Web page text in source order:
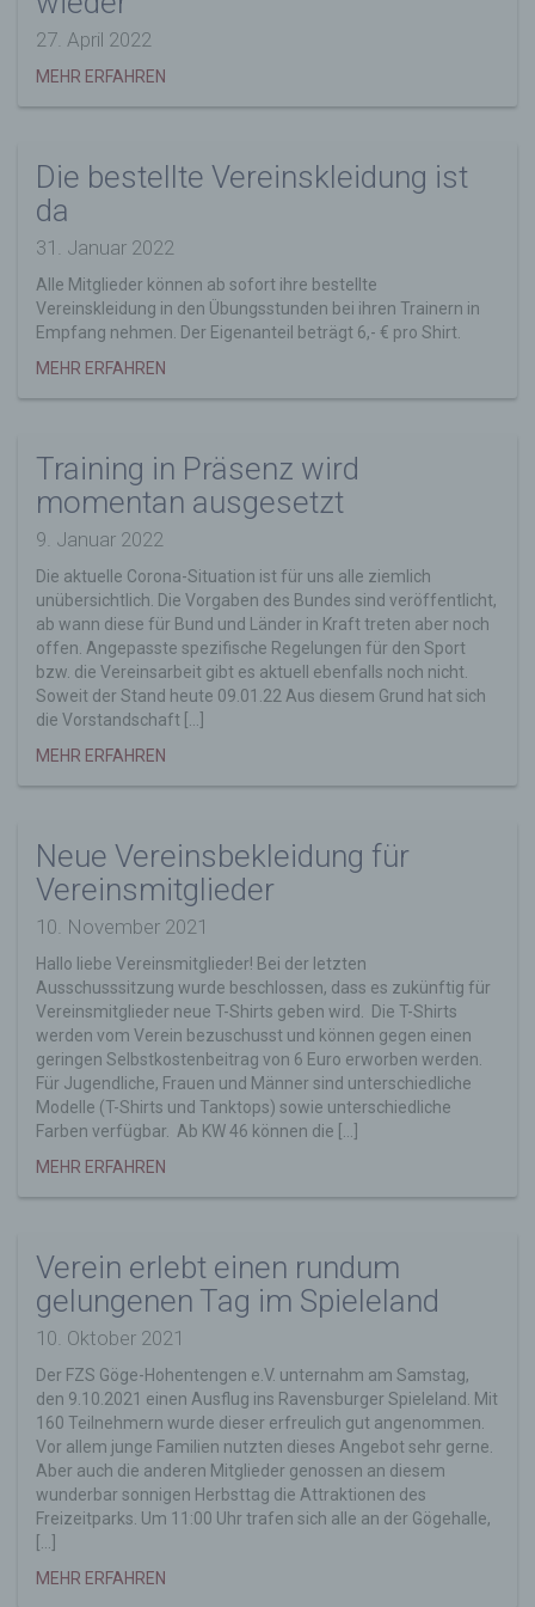
27. April 2022
MEHR ERFAHREN
Die bestellte Vereinskleidung ist
da
31. Januar 2022
Alle Mitglieder können ab sofort ihre bestellte
Vereinskleidung in den Übungsstunden bei ihren Trainern in
Empfang nehmen. Der Eigenanteil beträgt 6,- € pro Shirt.
MEHR ERFAHREN
Training in Präsenz wird
momentan ausgesetzt
9. Januar 2022
Die aktuelle Corona-Situation ist für uns alle ziemlich
unübersichtlich. Die Vorgaben des Bundes sind veröffentlicht,
ab wann diese für Bund und Länder in Kraft treten aber noch
offen. Angepasste spezifische Regelungen für den Sport
bzw. die Vereinsarbeit gibt es aktuell ebenfalls noch nicht.
Soweit der Stand heute 09.01.22 Aus diesem Grund hat sich
die Vorstandschaft […]
MEHR ERFAHREN
Neue Vereinsbekleidung für
Vereinsmitglieder
10. November 2021
Hallo liebe Vereinsmitglieder! Bei der letzten
Ausschusssitzung wurde beschlossen, dass es zukünftig für
Vereinsmitglieder neue T-Shirts geben wird. Die T-Shirts
werden vom Verein bezuschusst und können gegen einen
geringen Selbstkostenbeitrag von 6 Euro erworben werden.
Für Jugendliche, Frauen und Männer sind unterschiedliche
Modelle (T-Shirts und Tanktops) sowie unterschiedliche
Farben verfügbar. Ab KW 46 können die […]
MEHR ERFAHREN
Verein erlebt einen rundum
gelungenen Tag im Spieleland
10. Oktober 2021
Der FZS Göge-Hohentengen e.V. unternahm am Samstag,
den 9.10.2021 einen Ausflug ins Ravensburger Spieleland. Mit
160 Teilnehmern wurde dieser erfreulich gut angenommen.
Vor allem junge Familien nutzten dieses Angebot sehr gerne.
Aber auch die anderen Mitglieder genossen an diesem
wunderbar sonnigen Herbsttag die Attraktionen des
Freizeitparks. Um 11:00 Uhr trafen sich alle an der Gögehalle,
[…]
MEHR ERFAHREN
Verantwortlicher im Sinne der Datenschutz-
Grundverordnung, sonstiger in den Mitgliedstaaten
der Europäischen Union geltenden
Datenschutzgesetze und anderer Bestimmungen
Freizeitsport Göge-Hohentengen e.V.
Deutschland
E-Mail: vorstand@fzs-goege.de
Cookies / SessionStorage / LocalStorage
SessionStorage. Dies dient dazu, unser Angebot
nutzerfreundlicher, effektiver und sicherer zu
machen. Local Storage und SessionStorage ist
eine Technologie, mit welcher ihr Browser Daten
auf Ihrem Computer oder mobilen Gerät
abspeichert. Cookies sind Textdateien, welche
über einen Internetbrowser auf einem
Computersystem abgelegt und gespeichert
werden. Sie können die Verwendung von Cookies,
LocalStorage und SessionStorage durch
entsprechende Einstellung in Ihrem Browser
verhindern.
Zahlreiche Internetseiten und Server verwenden
Zeichenfolge, durch welche Internetseiten und
Server dem konkreten Internetbrowser zugeordnet
werden können, in dem das Cookie gespeichert
wurde. Dies ermöglicht es den besuchten
Browser der betroffenen Person von anderen
Internetbrowsern, die andere Cookies enthalten,
zu unterscheiden. Ein bestimmter Internetbrowser
kann über die eindeutige Cookie-ID wiedererkannt
und identifiziert werden.
Durch den Einsatz von Cookies kann den Nutzern
dieser Internetseite nutzerfreundlichere Services
möglich wären.
des Benutzers optimiert werden. Cookies
ermöglichen uns, wie bereits erwähnt, die
Benutzer unserer Internetseite wiederzuerkennen.
Zweck dieser Wiedererkennung ist es, den
erleichtern. Der Benutzer einer Internetseite, die
Cookies verwendet, muss beispielsweise nicht bei
jedem Besuch der Internetseite erneut seine
Zugangsdaten eingeben, weil dies von der
Internetseite und dem auf dem Computersystem
des Benutzers abgelegten Cookie übernommen
wird. Ein weiteres Beispiel ist das Cookie eines
Warenkorbes im Online-Shop. Der Online-Shop
merkt sich die Artikel, die ein Kunde in den